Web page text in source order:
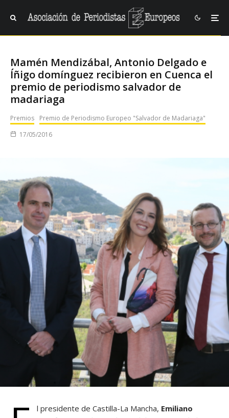
Mamén Mendizábal, Antonio Delgado e
Íñigo domínguez recibieron en Cuenca el
premio de periodismo salvador de
madariaga
Premios
Premio de Periodismo Europeo "Salvador de Madariaga"
17/05/2016
l presidente de Castilla-La Mancha, Emiliano